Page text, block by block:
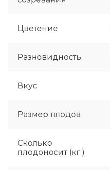
Цветение
Разновидность
Вкус
Размер плодов
Сколько
плодоносит (кг.)